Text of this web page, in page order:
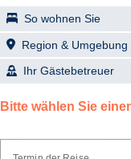
So wohnen Sie
"Ikar Plaza" –
Großzügiges
große Lobby mit
Friseursalon,
Gartenanlage mit
Möglichkeiten für
Bewegungstherapie,
Region & Umgebung
Kolberg
Kolberg ist
lebensfrohe Kur-
und jodhaltiger Luft. Das
Ihr Gästebetreuer
Krzysztof
Bitte wählen Sie